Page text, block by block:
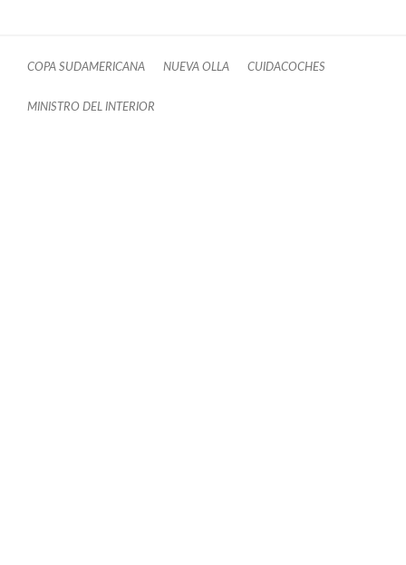
COPA SUDAMERICANA NUEVA OLLA CUIDACOCHES
MINISTRO DEL INTERIOR